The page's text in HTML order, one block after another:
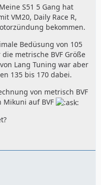
S51 5 Gang hat
VM20, Daily Race R,
bekommen.
Bedüsung von 105
metrische BVF Größe
Lang Tuning war aber
135 bis 170 dabei.
von metrisch BVF
Mikuni auf BVF